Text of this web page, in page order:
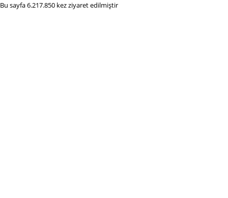
Bu sayfa 6.217.850 kez ziyaret edilmiştir